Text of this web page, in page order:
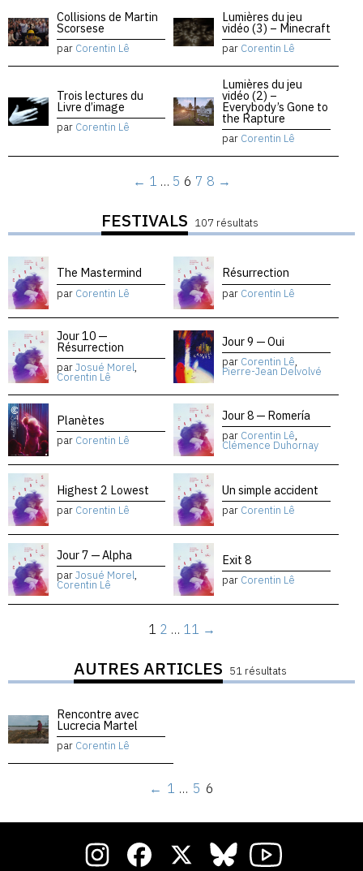
Collisions de Martin
Scorsese
par Corentin Lê
Lumières du jeu
vidéo (3) – Minecraft
par Corentin Lê
Trois lectures du
Livre d’image
par Corentin Lê
Lumières du jeu
vidéo (2) –
Everybody’s Gone to
the Rapture
par Corentin Lê
← 1 … 5 6 7 8 →
FESTIVALS 107 résultats
The Mastermind
par Corentin Lê
Résurrection
par Corentin Lê
Jour 10 —
Résurrection
parJosué Morel,
Corentin Lê
Jour 9 — Oui
par Corentin Lê,
Pierre-Jean Delvolvé
Planètes
par Corentin Lê
Jour 8 — Romería
par Corentin Lê,
Clémence Duhornay
Highest 2 Lowest
par Corentin Lê
Un simple accident
par Corentin Lê
Jour 7 — Alpha
parJosué Morel,
Corentin Lê
Exit 8
par Corentin Lê
1 2 … 11 →
AUTRES ARTICLES 51 résultats
Rencontre avec
Lucrecia Martel
par Corentin Lê
← 1 … 5 6